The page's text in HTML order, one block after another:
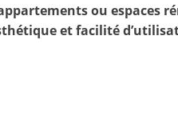
ou espaces
et facilité